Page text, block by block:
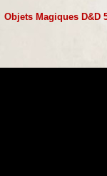
Objets Magiques D&D